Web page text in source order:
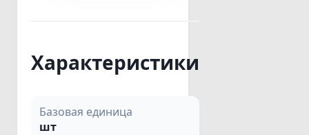
Характеристики
Базовая единица
шт